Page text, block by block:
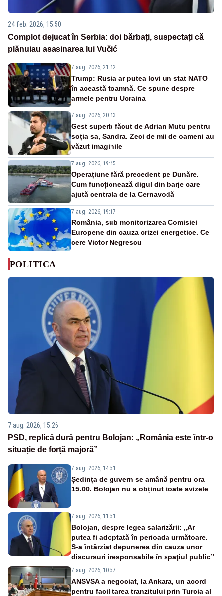
24 feb. 2026, 15:50
Complot dejucat în Serbia: doi bărbați, suspectați că
plănuiau asasinarea lui Vučić
7 aug. 2026, 21:42
Trump: Rusia ar putea lovi un stat NATO
în această toamnă. Ce spune despre
armele pentru Ucraina
7 aug. 2026, 20:43
Gest superb făcut de Adrian Mutu pentru
soția sa, Sandra. Zeci de mii de oameni au
văzut imaginile
7 aug. 2026, 19:45
Operațiune fără precedent pe Dunăre.
Cum funcționează digul din barje care
ajută centrala de la Cernavodă
7 aug. 2026, 19:17
România, sub monitorizarea Comisiei
Europene din cauza crizei energetice. Ce
cere Victor Negrescu
POLITICA
7 aug. 2026, 15:26
PSD, replică dură pentru Bolojan: „România este într-o
situație de forță majoră”
7 aug. 2026, 14:51
Ședința de guvern se amână pentru ora
15:00. Bolojan nu a obținut toate avizele
7 aug. 2026, 11:51
Bolojan, despre legea salarizării: „Ar
putea fi adoptată în perioada următoare.
S-a întârziat depunerea din cauza unor
discursuri iresponsabile în spaţiul public”
7 aug. 2026, 10:57
ANSVSA a negociat, la Ankara, un acord
pentru facilitarea tranzitului prin Turcia al